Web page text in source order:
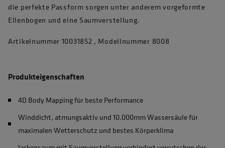
die perfekte Passform sorgen unter anderem vorgeformte
Ellenbogen und eine Saumverstellung.
Artikelnummer 10031852 , Modellnummer 8008
Produkteigenschaften
4D Body Mapping für beste Performance
Winddicht, atmungsaktiv und 10.000mm Wassersäule für
maximalen Wetterschutz und bestes Körperklima